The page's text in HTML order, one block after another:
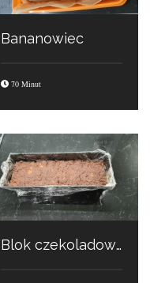
Bananowiec
70 Minut
Blok czekoladowy